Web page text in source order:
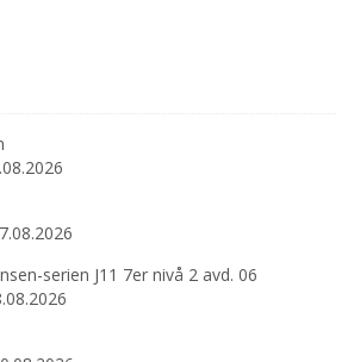
serien J11 7er nivå 2 avd. 06